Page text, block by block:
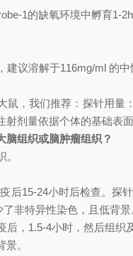
1的缺氧环境中孵育1-
议溶解于116mg/ml 的中
，我们推荐：探针用
剂量依据个体的基础表
组织或脑肿瘤组织？
后15-24小时后检查。
非特异性染色，且低背景
，1.5-4小时，然后组
。